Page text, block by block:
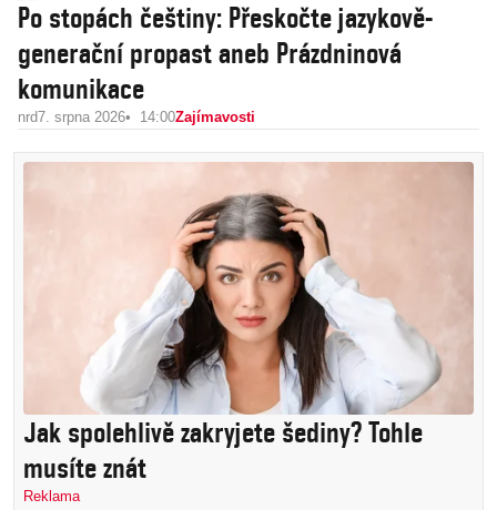
Po stopách češtiny: Přeskočte jazykově-
generační propast aneb Prázdninová
komunikace
nrd7. srpna 2026 14:00Zajímavosti
Jak spolehlivě zakryjete šediny? Tohle
musíte znát
Reklama